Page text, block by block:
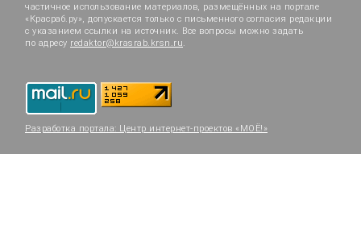
частичное использование материалов, размещённых на портале
«Красраб.ру», допускается только с письменного согласия редакции
с указанием ссылки на источник. Все вопросы можно задать
по адресу redaktor@krasrab.krsn.ru.
Разработка портала: Центр интернет-проектов «МОЁ!»